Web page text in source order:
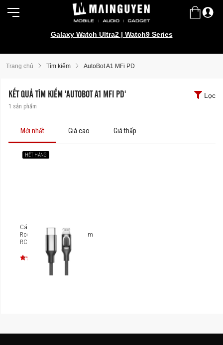
Galaxy Watch Ultra2 | Watch9 Series
Trang chủ Tìm kiếm AutoBot A1 MFi PD
KẾT QUẢ TÌM KIẾM 'AUTOBOT A1 MFI PD'
1 sản phẩm
Lọc
Mới nhất Giá cao Giá thấp
HẾT HÀNG
Cáp USB-C to Lightning
Rock AutoBot A1 MFi PD 1m
RCB0704